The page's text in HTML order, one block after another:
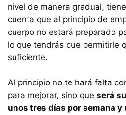
nivel de manera gradual,
cuenta que al principio de
cuerpo no estará preparado
lo que tendrás que permitirle
suficiente.
Al principio no te hará falta
para mejorar, sino que será
unos tres días por semana